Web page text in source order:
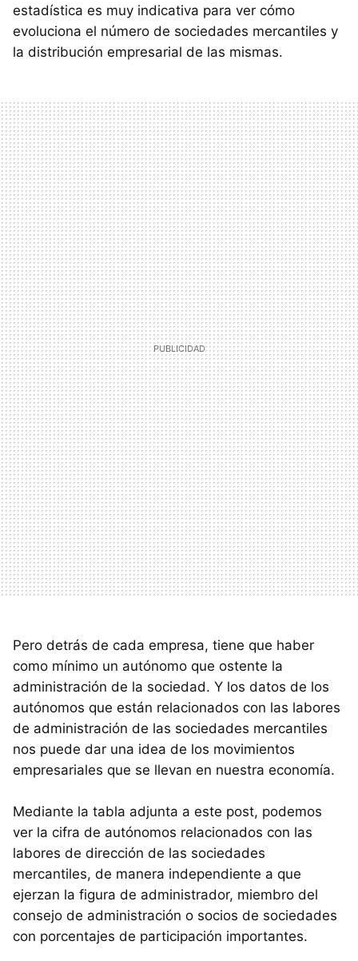
estadística es muy indicativa para ver cómo
evoluciona el número de sociedades mercantiles y
la distribución empresarial de las mismas.
Pero detrás de cada empresa, tiene que haber
como mínimo un autónomo que ostente la
administración de la sociedad. Y los datos de los
autónomos que están relacionados con las labores
de administración de las sociedades mercantiles
nos puede dar una idea de los movimientos
empresariales que se llevan en nuestra economía.
Mediante la tabla adjunta a este post, podemos
ver la cifra de autónomos relacionados con las
labores de dirección de las sociedades
mercantiles, de manera independiente a que
ejerzan la figura de administrador, miembro del
consejo de administración o socios de sociedades
con porcentajes de participación importantes.